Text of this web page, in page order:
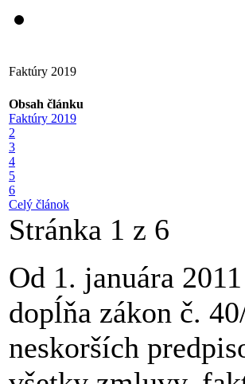
Faktúry 2019
Obsah článku
Faktúry 2019
2
3
4
5
6
Celý článok
Stránka 1 z 6
Od 1. januára
dopĺňa zákon č.
neskorších